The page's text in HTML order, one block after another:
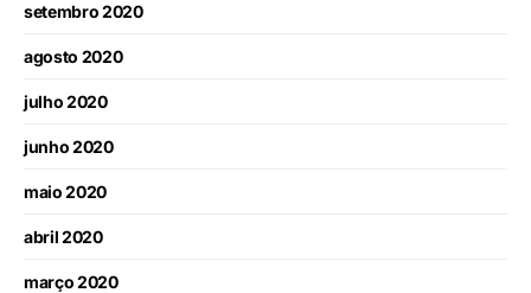
setembro 2020
agosto 2020
julho 2020
junho 2020
maio 2020
abril 2020
março 2020